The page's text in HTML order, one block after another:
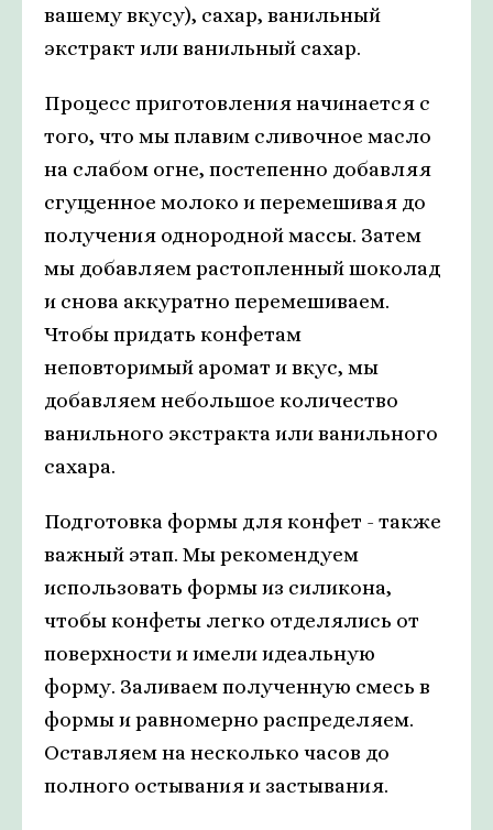
вашему вкусу), сахар, ванильный
экстракт или ванильный сахар.
Процесс приготовления начинается с
того, что мы плавим сливочное масло
на слабом огне, постепенно добавляя
сгущенное молоко и перемешивая до
получения однородной массы. Затем
мы добавляем растопленный шоколад
и снова аккуратно перемешиваем.
Чтобы придать конфетам
неповторимый аромат и вкус, мы
добавляем небольшое количество
ванильного экстракта или ванильного
сахара.
Подготовка формы для конфет - также
важный этап. Мы рекомендуем
использовать формы из силикона,
чтобы конфеты легко отделялись от
поверхности и имели идеальную
форму. Заливаем полученную смесь в
формы и равномерно распределяем.
Оставляем на несколько часов до
полного остывания и застывания.